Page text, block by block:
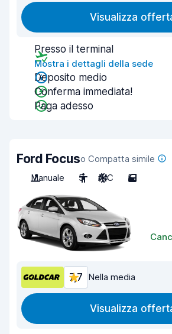
Visualizza
Presso il terminal
Mostra i dettagli della sede
Deposito medio
Conferma immediata!
Paga adesso
Ford Focuso Compatta simile
Manuale
5 A/C 5
7,7 Nella media
Visualizza